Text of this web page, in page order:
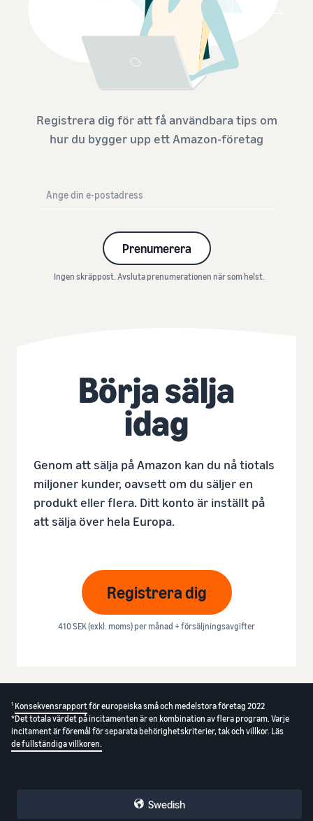
Registrera dig för att få användbara tips om
hur du bygger upp ett Amazon-företag
Prenumerera
Ingen skräppost. Avsluta prenumerationen när som helst.
Börja sälja
idag
Genom att sälja på Amazon kan du nå tiotals
miljoner kunder, oavsett om du säljer en
produkt eller flera. Ditt konto är inställt på
att sälja över hela Europa.
Registrera dig
410 SEK (exkl. moms) per månad + försäljningsavgifter
1 Konsekvensrapportför europeiska små och medelstora företag 2022
*Det totala värdet på incitamenten är en kombination av flera program. Varje
incitament är föremål för separata behörighetskriterier, tak och villkor. Läs
de fullständiga villkoren.
Swedish